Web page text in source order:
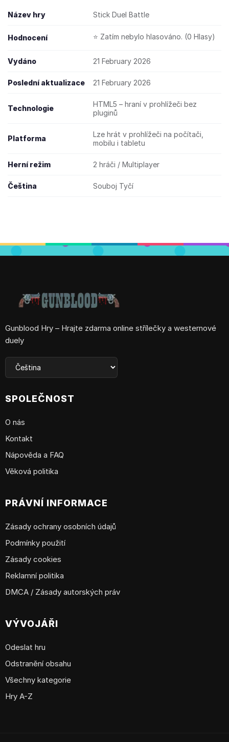
Název hry Stick Duel Battle
Hodnocení ⭐ Zatím nebylo hlasováno. (0 Hlasy)
Vydáno 21 February 2026
Poslední aktualizace 21 February 2026
Technologie
HTML5 – hraní v prohlížeči bez
pluginů
Platforma
Lze hrát v prohlížeči na počítači,
mobilu i tabletu
Herní režim 2 hráči / Multiplayer
Čeština Souboj Tyčí
Gunblood Hry – Hrajte zdarma online střílečky a westernové
duely
SPOLEČNOST
O nás
Kontakt
Nápověda a FAQ
Věková politika
PRÁVNÍ INFORMACE
Zásady ochrany osobních údajů
Podmínky použití
Zásady cookies
Reklamní politika
DMCA / Zásady autorských práv
VÝVOJÁŘI
Odeslat hru
Odstranění obsahu
Všechny kategorie
Hry A-Z